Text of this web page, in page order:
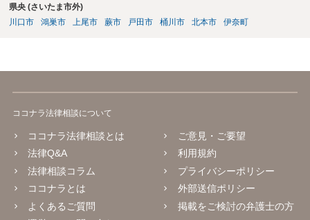
県央 (さいたま市外)
川口市
鴻巣市 上尾市 蕨市 戸田市 桶川市 北本市 伊奈町
ココナラ法律相談について
ココナラ法律相談とは
法律Q&A
法律相談コラム
ココナラとは
よくあるご質問
ご意見・ご要望
利用規約
プライバシーポリシー
外部送信ポリシー
掲載をご検討の弁護士の方